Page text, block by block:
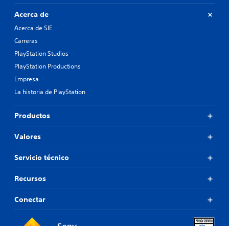
Acerca de
Acerca de SIE
Carreras
PlayStation Studios
PlayStation Productions
Empresa
La historia de PlayStation
Productos
Valores
Servicio técnico
Recursos
Conectar